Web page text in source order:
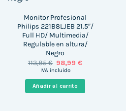
Monitor Profesional
Philips 221B8LJEB 21.5″/
Full HD/ Multimedia/
Regulable en altura/
Negro
113,85€ El
precio
era:
113,85 €.
98,99€El
es:
98,99 €.
IVA incluido
Añadir al carrito